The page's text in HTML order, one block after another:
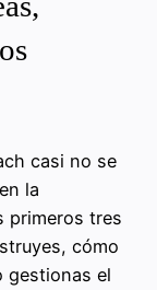
casi no se
la
primeros tres
cómo
gestionas el